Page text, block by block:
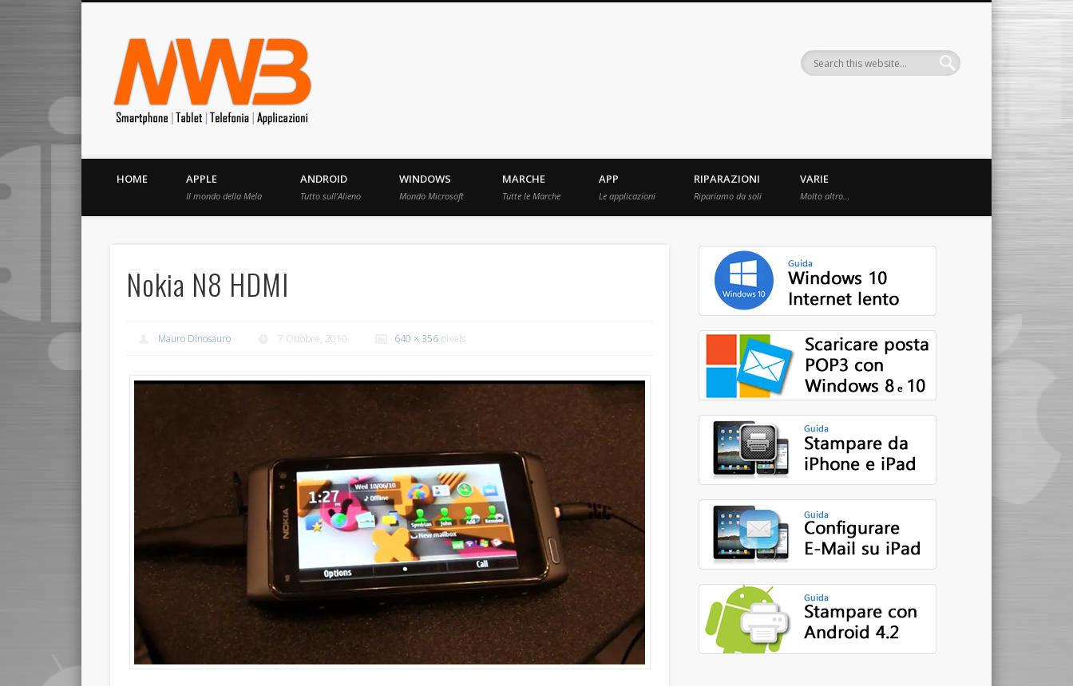
Siete appassionati di telefonia? I migliori Video, Recensioni e Prove raccolti in Rete.
HOME APPLE
Il mondo della Mela
ANDROID
Tutto sull’Alieno
WINDOWS
Mondo Microsoft
MARCHE
Tutte le Marche
APP
Le applicazioni
RIPARAZIONI
Ripariamo da soli
VARIE
Molto altro…
Nokia N8 HDMI
Mauro Dinosauro 7 Ottobre, 2010 640 × 356 pixels